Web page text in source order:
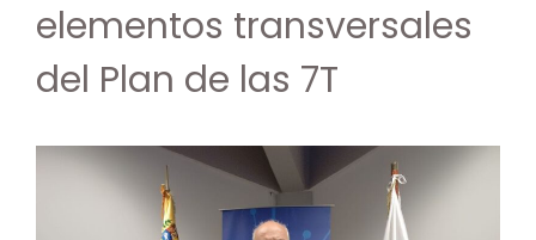
elementos transversales
del Plan de las 7T